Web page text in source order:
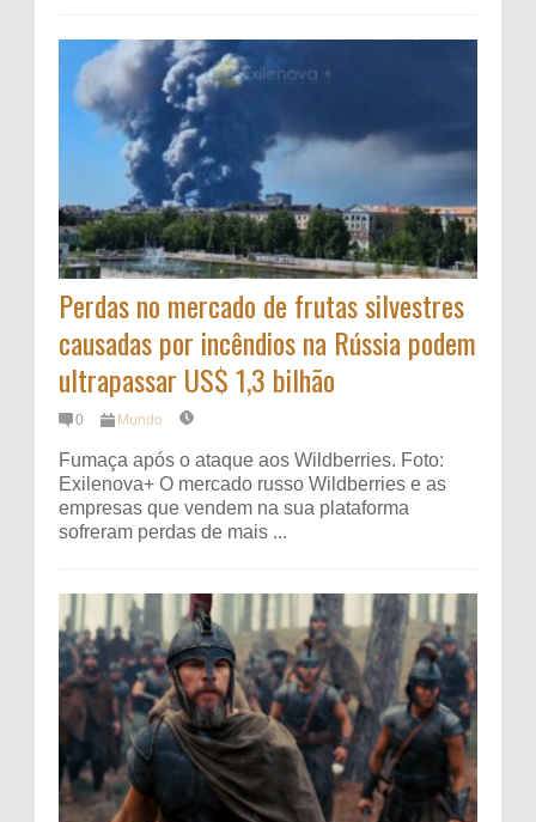
Perdas no mercado de frutas silvestres
causadas por incêndios na Rússia podem
ultrapassar US$ 1,3 bilhão
0 Mundo
Fumaça após o ataque aos Wildberries. Foto:
Exilenova+ O mercado russo Wildberries e as
empresas que vendem na sua plataforma
sofreram perdas de mais ...